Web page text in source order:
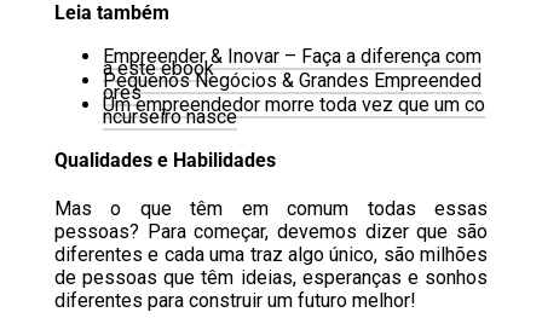
Leia também
Empreender & Inovar – Faça a diferença com
a este ebook
Pequenos Negócios & Grandes Empreended
ores
Um empreendedor morre toda vez que um co
ncurseiro nasce
Qualidades e Habilidades
Mas o que têm em comum todas essas
pessoas? Para começar, devemos dizer que são
diferentes e cada uma traz algo único, são milhões
de pessoas que têm ideias, esperanças e sonhos
diferentes para construir um futuro melhor!